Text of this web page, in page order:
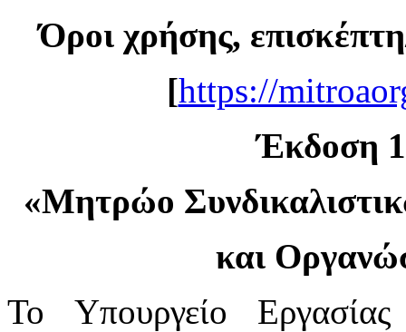
Όροι χρήσης,
[https://
Έκδοση
«Μητρώο
και
Το Υπουργείο